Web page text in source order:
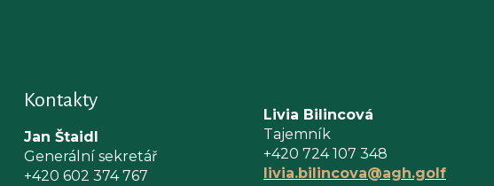
Kontakty
Jan Štaidl
Generální sekretář
+420 602 374 767
Livia Bilincová
Tajemník
+420 724 107 348
livia.bilincova@agh.golf